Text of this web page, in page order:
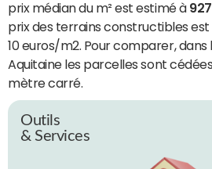
prix médian du m² est estimé à
prix des terrains constructibles est
10 euros/m2. Pour comparer, dans
Aquitaine les parcelles sont
mètre carré.
Outils
& Services